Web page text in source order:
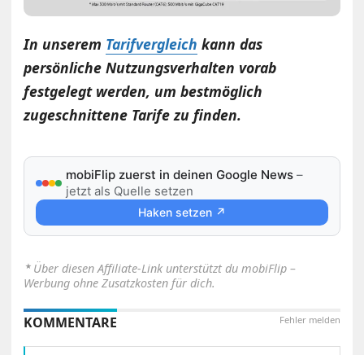
In unserem Tarifvergleich kann das
persönliche Nutzungsverhalten vorab
festgelegt werden, um bestmöglich
zugeschnittene Tarife zu finden.
mobiFlip zuerst in deinen Google News –
jetzt als Quelle setzen
Haken setzen ↗
⋆ Über diesen Affiliate-Link unterstützt du mobiFlip –
Werbung ohne Zusatzkosten für dich.
Fehler melden
KOMMENTARE